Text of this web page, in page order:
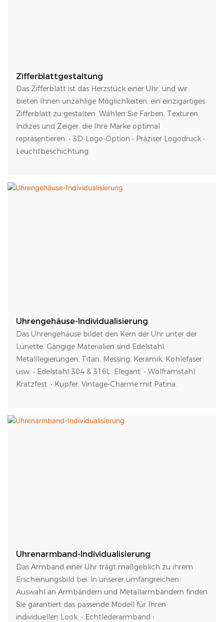
Zifferblattgestaltung
Das Zifferblatt ist das Herzstück einer Uhr, und wir
bieten Ihnen unzählige Möglichkeiten, ein einzigartiges
Zifferblatt zu gestalten. Wählen Sie Farben, Texturen,
Indizes und Zeiger, die Ihre Marke optimal
repräsentieren. • 3D-Logo-Option • Präziser Logodruck •
Leuchtbeschichtung
Uhrengehäuse-Individualisierung
Das Uhrengehäuse bildet den Kern der Uhr unter der
Lünette. Gängige Materialien sind Edelstahl,
Metalllegierungen, Titan, Messing, Keramik, Kohlefaser
usw. • Edelstahl 304 & 316L: Elegant. • Wolframstahl:
Kratzfest. • Kupfer: Vintage-Charme mit Patina.
Uhrenarmband-Individualisierung
Das Armband einer Uhr trägt maßgeblich zu ihrem
Erscheinungsbild bei. In unserer umfangreichen
Auswahl an Armbändern und Metallarmbändern finden
Sie garantiert das passende Modell für Ihren
individuellen Look. • Echtlederarmband •